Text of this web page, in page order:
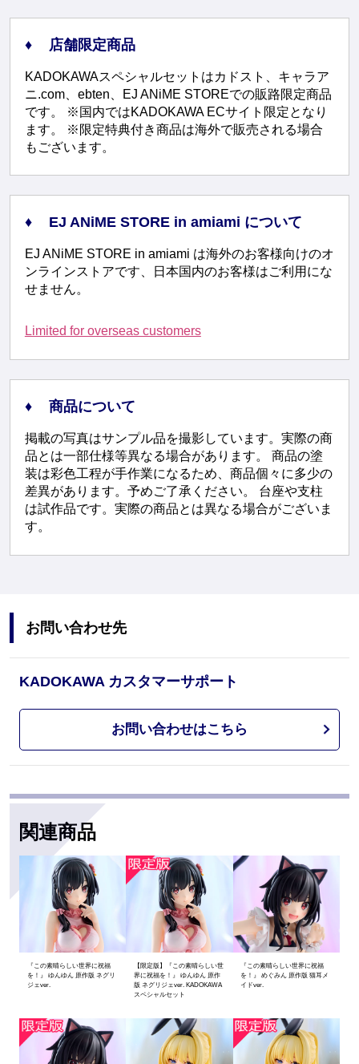
店舗限定商品
KADOKAWAスペシャルセットはカドスト、キャラア
ニ.com、ebten、EJ ANiME STOREでの販路限定商品
です。 ※国内ではKADOKAWA ECサイト限定となり
ます。 ※限定特典付き商品は海外で販売される場合
もございます。
EJ ANiME STORE in amiami について
EJ ANiME STORE in amiami は海外のお客様向けのオ
ンラインストアです、日本国内のお客様はご利用にな
せません。
Limited for overseas customers
商品について
掲載の写真はサンプル品を撮影しています。実際の商
品とは一部仕様等異なる場合があります。 商品の塗
装は彩色工程が手作業になるため、商品個々に多少の
差異があります。予めご了承ください。 台座や支柱
は試作品です。実際の商品とは異なる場合がございま
す。
お問い合わせ先
KADOKAWA カスタマーサポート
お問い合わせはこちら
関連商品
『この素晴らしい世界に祝福
を！』 ゆんゆん 原作版 ネグリ
ジェver.
【限定版】『この素晴らしい世
界に祝福を！』 ゆんゆん 原作
版 ネグリジェver. KADOKAWA
スペシャルセット
『この素晴らしい世界に祝福
を！』 めぐみん 原作版 猫耳メ
イドver.